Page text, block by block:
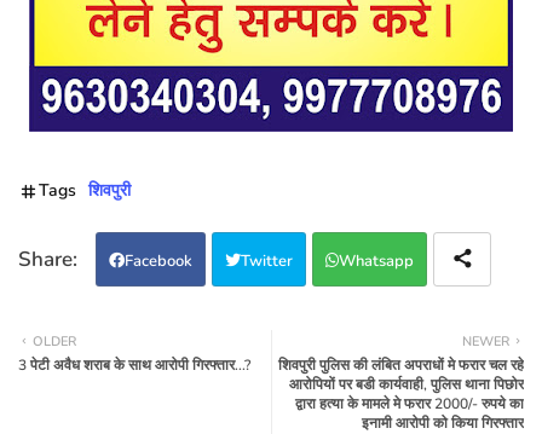
Tags शिवपुरी
Facebook Twitter Whatsapp
NEWER
शिवपुरी पुलिस की लंबित अपराधों मे फरार चल रहे
आरोपियों पर बडी कार्यवाही, पुलिस थाना पिछोर
द्वारा हत्या के मामले मे फरार 2000/- रुपये का
इनामी आरोपी को किया गिरफ्तार
OLDER
3 पेटी अवैध शराब के साथ आरोपी गिरफ्तार...?